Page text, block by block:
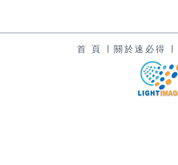
首 頁 關於速必得